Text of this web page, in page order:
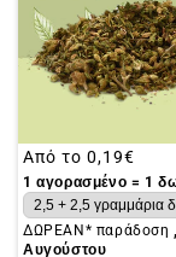
Συνήθης
τιμή
Από το 0,19€
1 αγορασμένο = 1
ΔΩΡΕΑΝ* παράδοση
Αυγούστου